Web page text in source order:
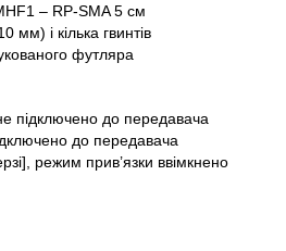
– RP-SMA 5 см
мм) і кілька гвинтів
футляра
підключено до передавача
до передавача
режим прив’язки ввімкнено